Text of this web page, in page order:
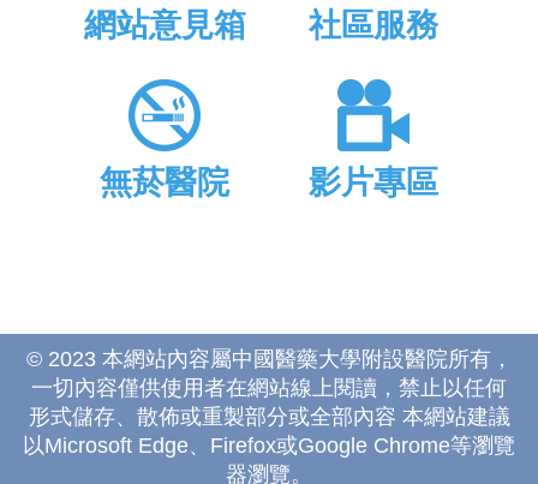
網站意見箱 社區服務
無菸醫院 影片專區
© 2023 本網站內容屬中國醫藥大學附設醫院所有，
一切內容僅供使用者在網站線上閱讀，禁止以任何
形式儲存、散佈或重製部分或全部內容 本網站建議
以Microsoft Edge、Firefox或Google Chrome等瀏覽
器瀏覽。